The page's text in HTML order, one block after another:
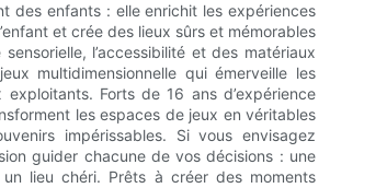
des enfants : elle enrichit les expériences
et crée des lieux sûrs et mémorables
l’accessibilité et des matériaux
multidimensionnelle qui émerveille les
Forts de 16 ans d’expérience
les espaces de jeux en véritables
impérissables. Si vous envisagez
guider chacune de vos décisions : une
lieu chéri. Prêts à créer des moments